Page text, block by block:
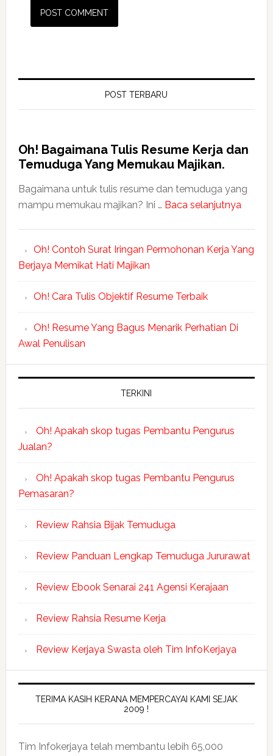
POST TERBARU
Oh! Bagaimana Tulis Resume Kerja dan
Temuduga Yang Memukau Majikan.
Bagaimana untuk tulis resume dan temuduga yang
mampu memukau majikan? Ini … Baca selanjutnya
Oh! Contoh Surat Iringan Permohonan Kerja Yang
Berjaya Memikat Hati Majikan
Oh! Cara Tulis Objektif Resume Terbaik
Oh! Resume Yang Bagus Menarik Perhatian Di
Awal Penulisan
TERKINI
Oh! Apakah skop tugas Pembantu Pengurus
Jualan?
Oh! Apakah skop tugas Pembantu Pengurus
Pemasaran?
Review Rahsia Bijak Temuduga
Review Panduan Lengkap Temuduga Jururawat
Review Ebook Senarai 241 Agensi Kerajaan
Review Rahsia Resume Kerja
Review Kerjaya Swasta oleh Tim InfoKerjaya
TERIMA KASIH KERANA MEMPERCAYAI KAMI SEJAK
2009 !
Tim Infokerjaya telah membantu lebih 65,000